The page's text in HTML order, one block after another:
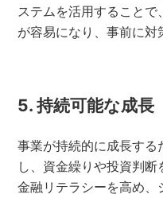
ステムを活用すること
が容易になり、事前に対
5. 持続可能な成長
事業が持続的に成長す
し、資金繰りや投資判断
金融リテラシーを高め、